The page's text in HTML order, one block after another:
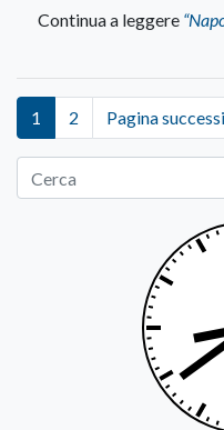
Continua a leggere
1 2 Pagina